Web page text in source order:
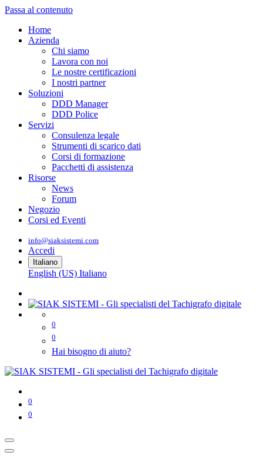
Passa al contenuto
Home
Azienda
Chi siamo
Lavora con noi
Le nostre certificazioni
I nostri partner
Soluzioni
DDD Manager
DDD Police
Servizi
Consulenza legale
Strumenti di scarico dati
Corsi di formazione
Pacchetti di assistenza
Risorse
News
Forum
Negozio
Corsi ed Eventi
info@siaksistemi.com
Accedi
Italiano
English (US) Italiano
0
0
Hai bisogno di aiuto?
0
0